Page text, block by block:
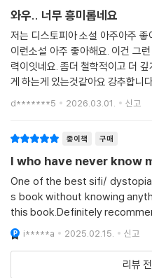
와우.. 너무 흥미롭네요
저는 디스토피아 소설 아주아주
이런소설 아주 좋아해요. 이건 그
력이잇네요. 좀더 철학적이고 더
게 하는게 있는것같아요 강추합니
d*******5 2026.03.01. 신고
종이책 구매
I who have never know
One of the best sifi/
s book without knowing
this book.Definitely
i*****a 2025.02.15. 신고
리뷰